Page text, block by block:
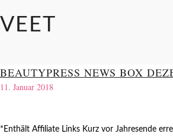
VEET
BEAUTYPRESS NEWS BOX
11. Januar 2018
*Enthält Affiliate Links Kurz vor Jahresende